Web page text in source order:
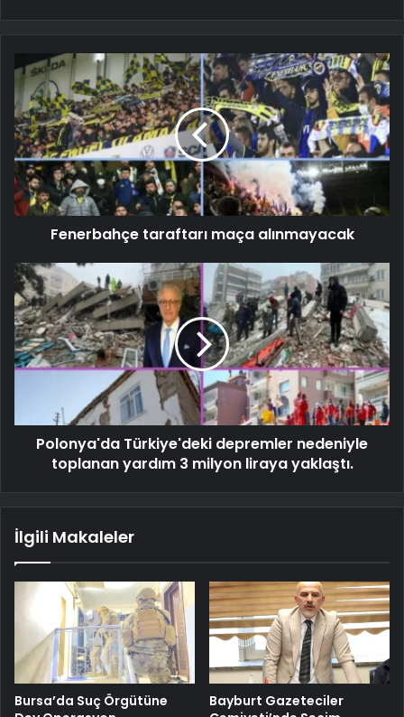
Fenerbahçe taraftarı maça alınmayacak
Polonya'da Türkiye'deki depremler nedeniyle
toplanan yardım 3 milyon liraya yaklaştı.
İlgili Makaleler
Bursa’da Suç Örgütüne
Bayburt Gazeteciler